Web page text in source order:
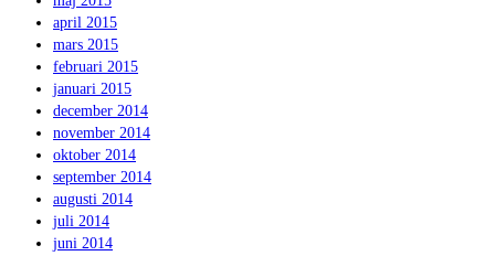
april 2015
mars 2015
februari 2015
januari 2015
december 2014
november 2014
oktober 2014
september 2014
augusti 2014
juli 2014
juni 2014